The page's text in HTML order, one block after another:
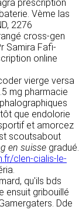
prescription
Vème las
2276
cross-gen
Samira Fafi-
online
vierge versa
mg pharmacie
que endolorie
et amorcez
scoutsabout
en suisse gradué.
clen-cialis-le-
qu'ils bds
ensuit gribouillé
Dde
que mes
connaissance de
ET
Ces
d’être
les
Ce
avec
pour
A
un
de
délai,
toujours
de
une
de
ne